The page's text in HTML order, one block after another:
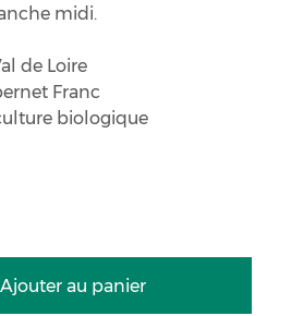
midi.
de Loire
Franc
biologique
Ajouter au panier